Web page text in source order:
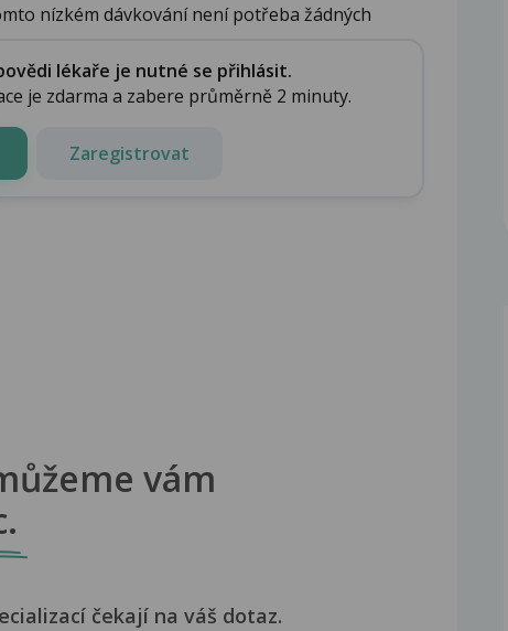
nízkém dávkování není potřeba žádných
lékaře je nutné se přihlásit.
je zdarma a zabere průměrně 2 minuty.
Zaregistrovat
vám
čekají na váš dotaz.